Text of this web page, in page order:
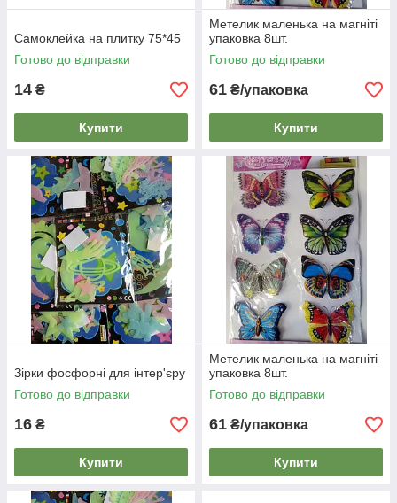
Самоклейка на плитку 75*45
Готово до відправки
14 ₴
Купити
Метелик маленька на магніті
упаковка 8шт.
Готово до відправки
61 ₴/упаковка
Купити
Зірки фосфорні для інтер'єру
Готово до відправки
16 ₴
Купити
Метелик маленька на магніті
упаковка 8шт.
Готово до відправки
61 ₴/упаковка
Купити